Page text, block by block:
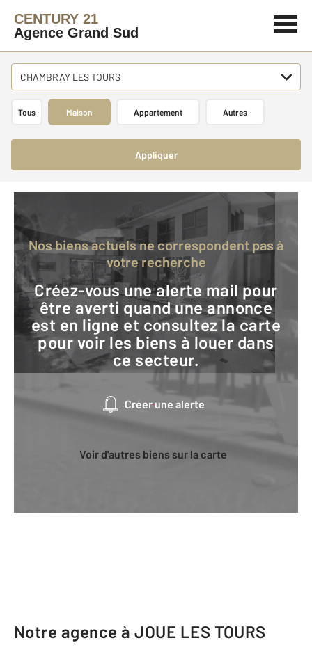
CENTURY 21
Agence Grand Sud
CHAMBRAY LES TOURS
Tous Maison Appartement Autres
Appliquer
Nos biens actuels ne correspondent pas à
votre recherche
Créez-vous une alerte mail pour
être averti quand une annonce
est en ligne et consultez la carte
pour voir les biens à louer dans
ce secteur.
Créer une alerte
Voir d'autres biens sur la carte
Notre agence à JOUE LES TOURS